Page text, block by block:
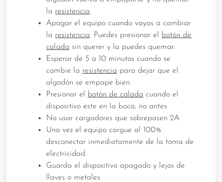
la resistencia.
Apagar el equipo cuando vayas a cambiar
la resistencia. Puedes presionar el botón de
calada sin querer y la puedes quemar.
Esperar de 5 a 10 minutos cuando se
cambie la resistencia para dejar que el
algodón se empape bien.
Presionar el botón de calada cuando el
dispositivo este en la boca, no antes
No usar cargadores que sobrepasen 2A
Una vez el equipo cargue al 100%
desconectar inmediatamente de la toma de
electricidad.
Guarda el dispositivo apagado y lejos de
llaves o metales